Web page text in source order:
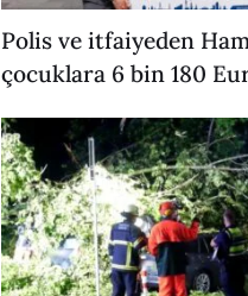
Polis ve itfaiyeden
çocuklara 6 bin 180